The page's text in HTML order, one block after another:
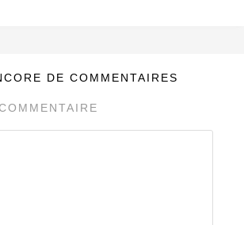
DE COMMENTAIRES